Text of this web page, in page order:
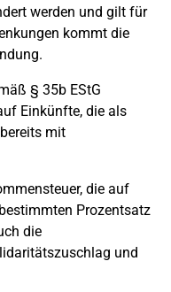
werden und gilt für
kommt die
§ 35b EStG
Einkünfte, die als
mit
die auf
Prozentsatz
die
und